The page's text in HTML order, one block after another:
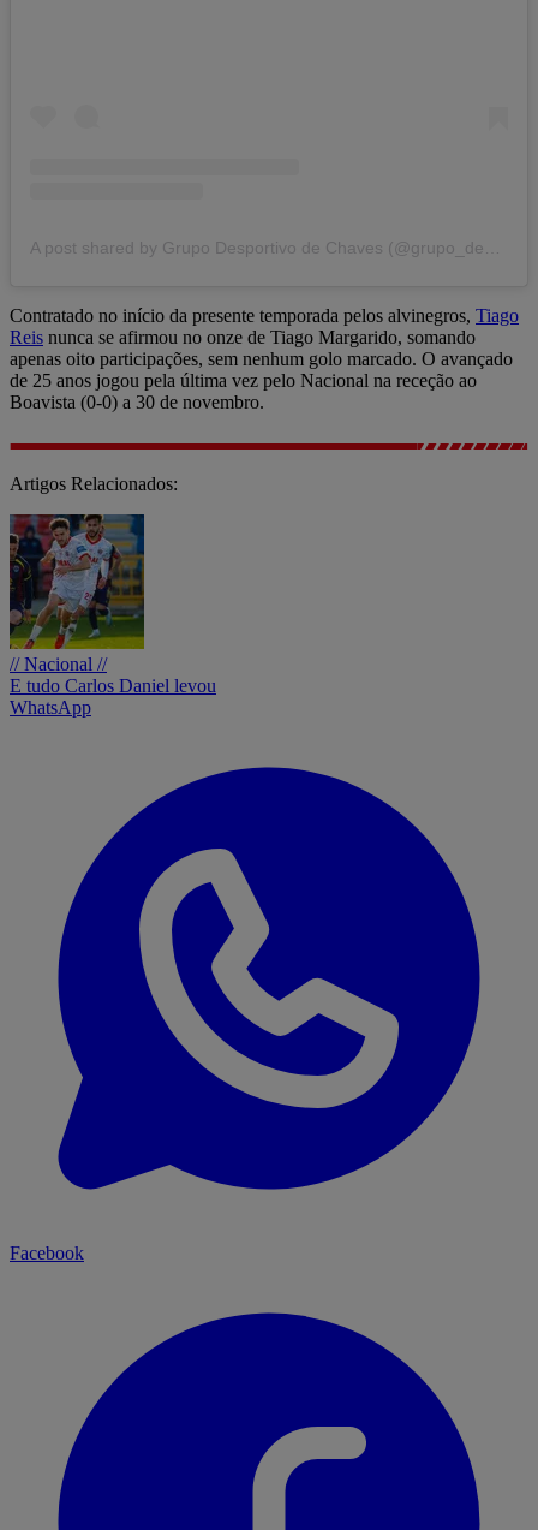
Contratado no início da presente temporada pelos alvinegros, Tiago
Reis nunca se afirmou no onze de Tiago Margarido, somando
apenas oito participações, sem nenhum golo marcado. O avançado
de 25 anos jogou pela última vez pelo Nacional na receção ao
Boavista (0-0) a 30 de novembro.
Artigos Relacionados:
// Nacional //
E tudo Carlos Daniel levou
WhatsApp
Facebook